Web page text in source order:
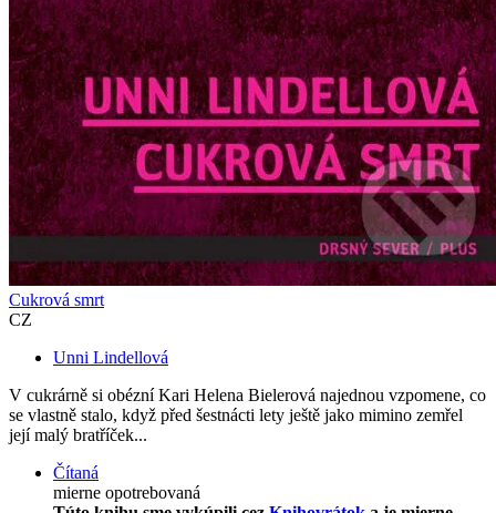
Cukrová smrt
CZ
Unni Lindellová
V cukrárně si obézní Kari Helena Bielerová najednou vzpomene, co
se vlastně stalo, když před šestnácti lety ještě jako mimino zemřel
její malý bratříček...
Čítaná
mierne opotrebovaná